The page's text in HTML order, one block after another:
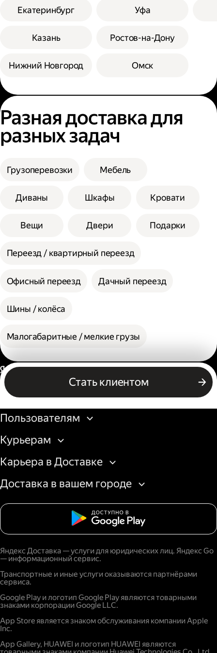
Екатеринбург
Казань
Нижний Новгород
Уфа
Ростов-на-Дону
Омск
Разная доставка для
разных задач
Грузоперевозки Мебель
Диваны Шкафы Кровати
Вещи Двери Подарки
Переезд / квартирный переезд
Офисный переезд Дачный переезд
Шины / колёса
Малогабаритные / мелкие грузы
Стать клиентом
Россия
Бизнесу
Пользователям
Курьерам
Карьера в Доставке
Доставка в вашем городе
Яндекс Доставка — услуги для юридических лиц. Яндекс Go
— информационный сервис.
Транспортные и иные услуги оказываются партнёрами
сервиса.
Google Play и логотип Google Play являются товарными
знаками корпорации Google LLC.
App Store является знаком обслуживания компании Apple
Inc.
App Gallery, HUAWEI и логотип HUAWEI являются